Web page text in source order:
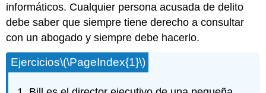
informáticos. Cualquier persona acusada de delito
debe saber que siempre tiene derecho a consultar
con un abogado y siempre debe hacerlo.
Ejercicios\(\PageIndex{1}\)